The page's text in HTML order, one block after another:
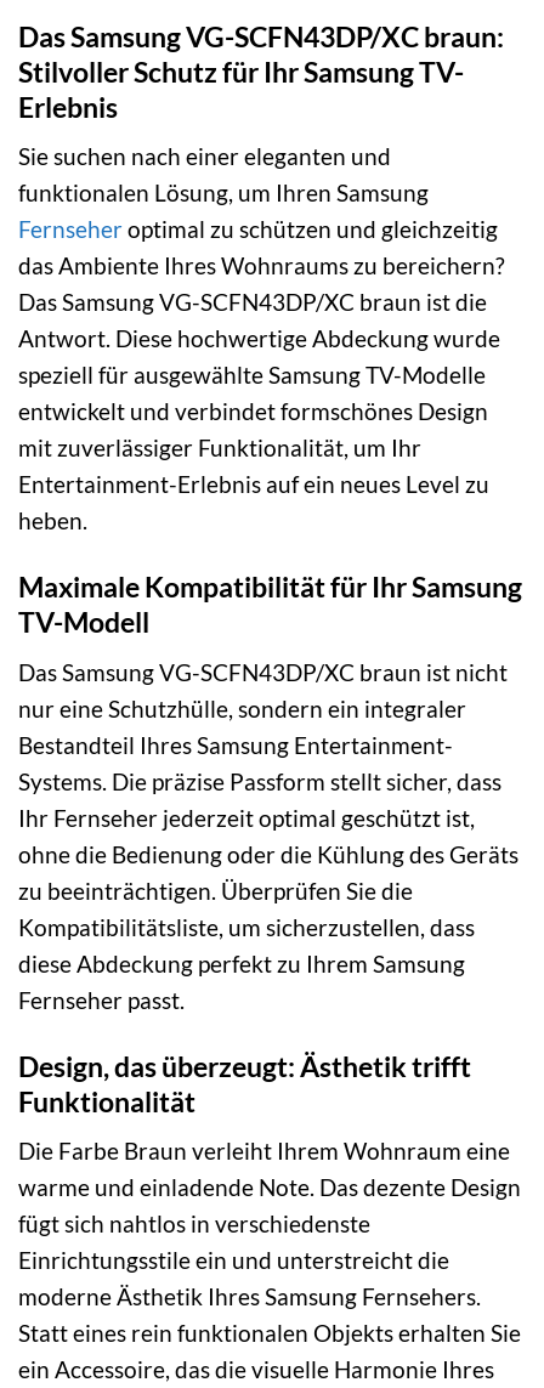
Das Samsung VG-SCFN43DP/XC braun:
Stilvoller Schutz für Ihr Samsung TV-
Erlebnis
Sie suchen nach einer eleganten und
funktionalen Lösung, um Ihren Samsung
Fernseheroptimal zu schützen und gleichzeitig
das Ambiente Ihres Wohnraums zu bereichern?
Das Samsung VG-SCFN43DP/XC braun ist die
Antwort. Diese hochwertige Abdeckung wurde
speziell für ausgewählte Samsung TV-Modelle
entwickelt und verbindet formschönes Design
mit zuverlässiger Funktionalität, um Ihr
Entertainment-Erlebnis auf ein neues Level zu
heben.
Maximale Kompatibilität für Ihr Samsung
TV-Modell
Das Samsung VG-SCFN43DP/XC braun ist nicht
nur eine Schutzhülle, sondern ein integraler
Bestandteil Ihres Samsung Entertainment-
Systems. Die präzise Passform stellt sicher, dass
Ihr Fernseher jederzeit optimal geschützt ist,
ohne die Bedienung oder die Kühlung des Geräts
zu beeinträchtigen. Überprüfen Sie die
Kompatibilitätsliste, um sicherzustellen, dass
diese Abdeckung perfekt zu Ihrem Samsung
Fernseher passt.
Design, das überzeugt: Ästhetik trifft
Funktionalität
Die Farbe Braun verleiht Ihrem Wohnraum eine
warme und einladende Note. Das dezente Design
fügt sich nahtlos in verschiedenste
Einrichtungsstile ein und unterstreicht die
moderne Ästhetik Ihres Samsung Fernsehers.
Statt eines rein funktionalen Objekts erhalten Sie
ein Accessoire, das die visuelle Harmonie Ihres